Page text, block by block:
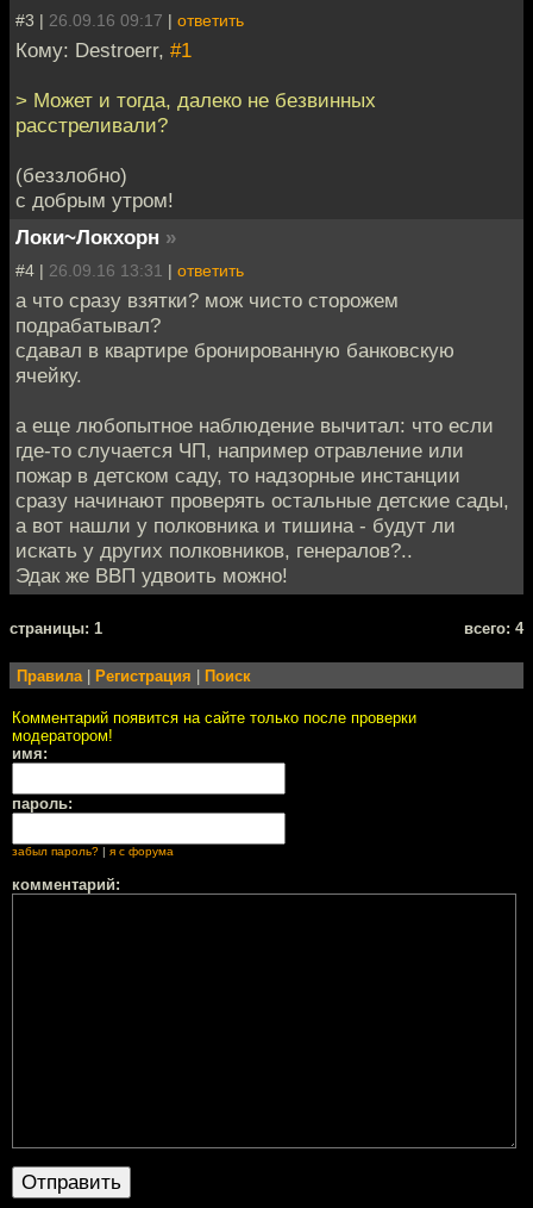
#3 | 26.09.16 09:17 | ответить
Кому: Destroerr, #1
> Может и тогда, далеко не безвинных
расстреливали?
(беззлобно)
с добрым утром!
Локи~Локхорн »
#4 | 26.09.16 13:31 | ответить
а что сразу взятки? мож чисто сторожем
подрабатывал?
сдавал в квартире бронированную банковскую
ячейку.
а еще любопытное наблюдение вычитал: что если
где-то случается ЧП, например отравление или
пожар в детском саду, то надзорные инстанции
сразу начинают проверять остальные детские сады,
а вот нашли у полковника и тишина - будут ли
искать у других полковников, генералов?..
Эдак же ВВП удвоить можно!
cтраницы: 1 всего: 4
Правила | Регистрация | Поиск
Комментарий появится на сайте только после проверки
модератором!
имя:
пароль:
забыл пароль? | я с форума
комментарий: